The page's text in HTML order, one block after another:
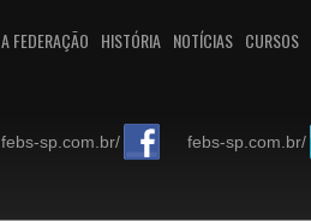
A FEDERAÇÃO HISTÓRIA NOTÍCIAS CURSOS
febs-sp.com.br/ febs-sp.com.br/